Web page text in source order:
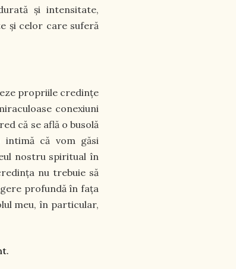
și intensitate,
și celor care suferă
propriile credințe
conexiuni
că se află o busolă
intimă că vom găsi
nostru spiritual în
nu trebuie să
profundă în fața
meu, în particular,